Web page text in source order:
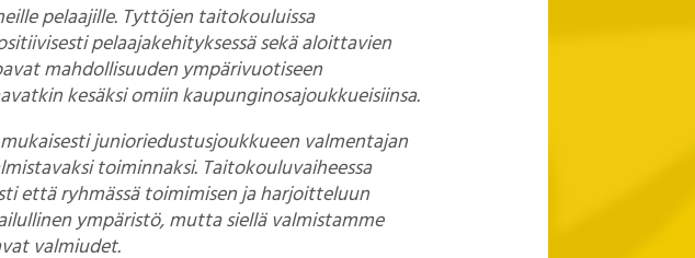
pelaajille. Tyttöjen taitokouluissa
pelaajakehityksessä sekä aloittavien
mahdollisuuden ympärivuotiseen
kesäksi omiin kaupunginosajoukkueisiinsa.
junioriedustusjoukkueen valmentajan
toiminnaksi. Taitokouluvaiheessa
että ryhmässä toimimisen ja harjoitteluun
ympäristö, mutta siellä valmistamme
valmiudet.